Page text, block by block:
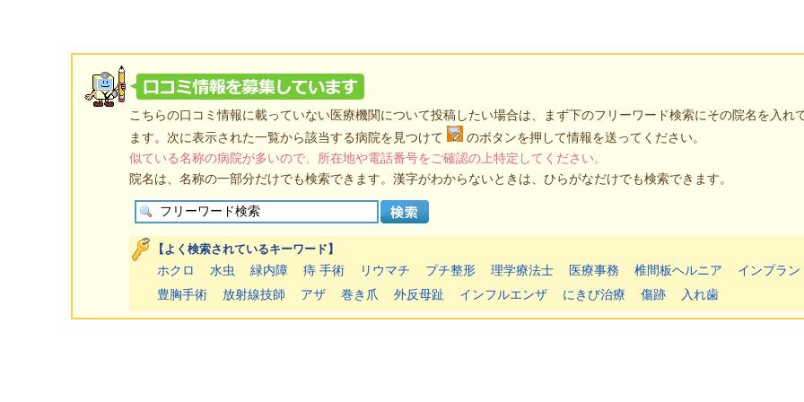
こちらの口コミ情報に載っていない医療機関について投稿したい場合は、まず下のフリーワード検索にその院名を入れ
ます。次に表示された一覧から該当する病院を見つけて
のボタンを押して情報を送ってください。
似ている名称の病院が多いので、所在地や電話番号をご確認の上特定してください。
院名は、名称の一部分だけでも検索できます。漢字がわからないときは、ひらがなだけでも検索できます。
【よく検索されているキーワード】
ホクロ 水虫 緑内障 痔 手術 リウマチ プチ整形 理学療法士 医療事務 椎間板ヘルニア
インプラン
豊胸手術
放射線技師 アザ 巻き爪 外反母趾 インフルエンザ にきび治療 傷跡 入れ歯